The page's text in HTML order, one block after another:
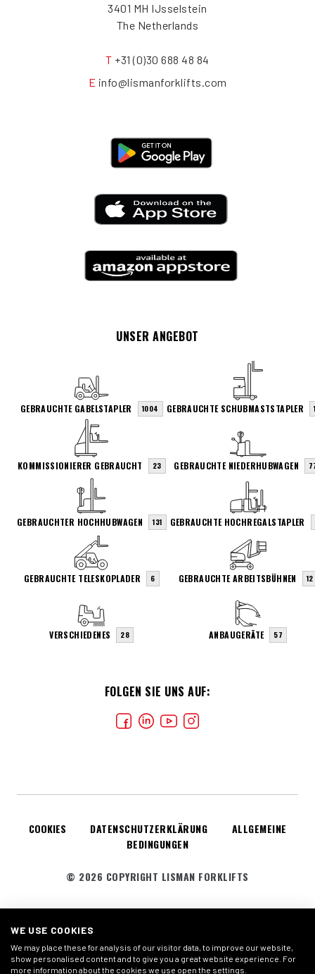
3401 MH IJsselstein
The Netherlands
T +31 (0)30 688 48 84
E info@lismanforklifts.com
FOLGEN SIE UNS AUF:
UNSER ANGEBOT
GEBRAUCHTE GABELSTAPLER 1004 GEBRAUCHTE SCHUBMASTSTAPLER
KOMMISSIONIERER GEBRAUCHT 23 GEBRAUCHTE NIEDERHUBWAGEN
GEBRAUCHTER HOCHHUBWAGEN 131 GEBRAUCHTE HOCHREGALSTAPLER
GEBRAUCHTE TELESKOPLADER 6 GEBRAUCHTE ARBEITSBÜHNEN 12
VERSCHIEDENES 28 ANBAUGERÄTE 57
COOKIES DATENSCHUTZERKLÄRUNG
ALLGEMEINE
BEDINGUNGEN
© 2026 COPYRIGHT LISMAN FORKLIFTS
WE USE COOKIES
We may place these for analysis of our visitor data, to improve our website,
show personalised content and to give you a great website experience. For
more information about the cookies we use open the settings.